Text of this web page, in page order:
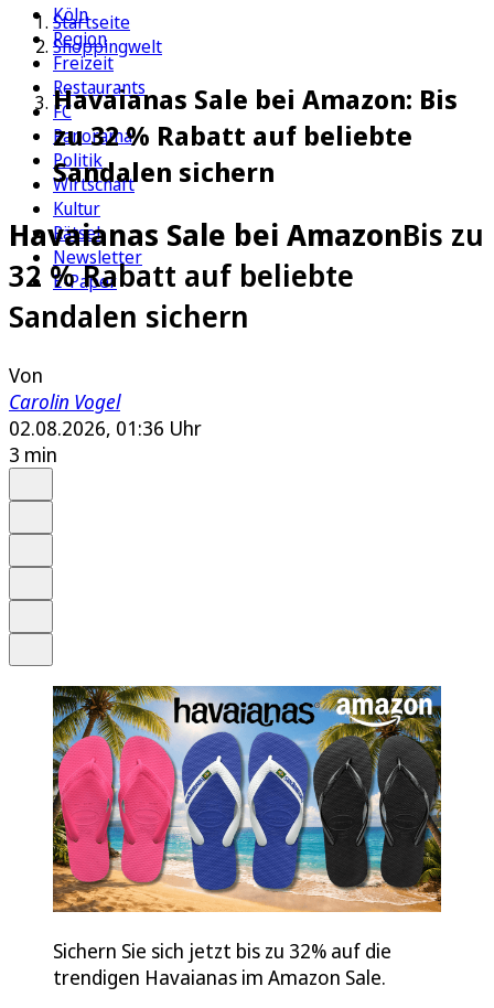
Köln
Region
Freizeit
Restaurants
FC
Panorama
Politik
Wirtschaft
Kultur
Rätsel
Newsletter
E-Paper
Startseite
Shoppingwelt
Havaianas Sale bei Amazon: Bis
zu 32 % Rabatt auf beliebte
Sandalen sichern
Havaianas Sale bei AmazonBis zu
32 % Rabatt auf beliebte
Sandalen sichern
Von
Carolin Vogel
02.08.2026, 01:36 Uhr
3 min
Sichern Sie sich jetzt bis zu 32% auf die
trendigen Havaianas im Amazon Sale.